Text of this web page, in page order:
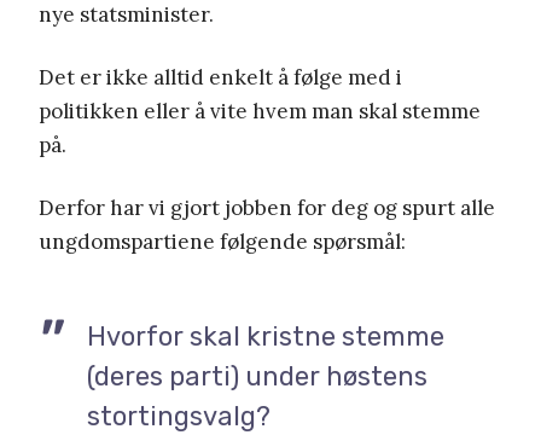
nye statsminister.
Det er ikke alltid enkelt å følge med i
politikken eller å vite hvem man skal stemme
på.
Derfor har vi gjort jobben for deg og spurt alle
ungdomspartiene følgende spørsmål:
Hvorfor skal kristne stemme
(deres parti) under høstens
stortingsvalg?